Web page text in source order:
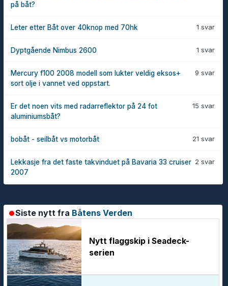
på båt?
1 svar
Leter etter Båt over 40knop med 70hk
1 svar
Dyptgående Nimbus 2600
9 svar
Mercury f100 2008 modell som lukter veldig eksos+
sort olje i vannet ved oppstart.
15 svar
Er det noen vits med radarreflektor på 24 fot
aluminiumsbåt?
21 svar
bobåt - seilbåt vs motorbåt
2 svar
Lekkasje fra det faste takvinduet på Bavaria 33 cruiser
2007
Siste nytt fra Båtens Verden
Nytt flaggskip i Seadeck-
serien